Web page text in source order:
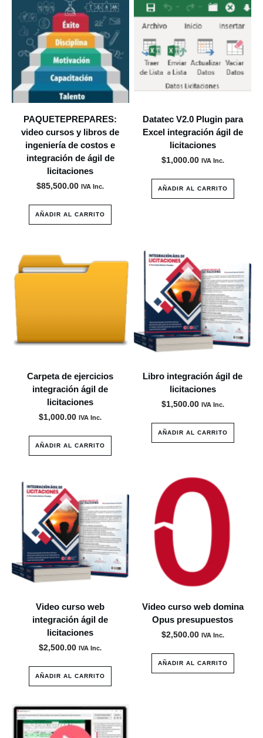
PAQUETEPREPARES:
video cursos y libros de
ingeniería de costos e
integración de ágil de
licitaciones
$85,500.00 IVA Inc.
AÑADIR AL CARRITO
Datatec V2.0 Plugin para
Excel integración ágil de
licitaciones
$1,000.00 IVA Inc.
AÑADIR AL CARRITO
Carpeta de ejercicios
integración ágil de
licitaciones
$1,000.00 IVA Inc.
AÑADIR AL CARRITO
Libro integración ágil de
licitaciones
$1,500.00 IVA Inc.
AÑADIR AL CARRITO
Video curso web
integración ágil de
licitaciones
$2,500.00 IVA Inc.
AÑADIR AL CARRITO
Video curso web domina
Opus presupuestos
$2,500.00 IVA Inc.
AÑADIR AL CARRITO